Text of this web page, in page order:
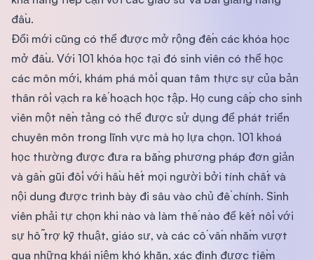
đầu.
Đổi mới cũng có thể được mở rộng đến các khóa học
mở đầu. Với 101 khóa học tại đó sinh viên có thể học
các môn mới, khám phá mối quan tâm thực sự của bản
thân rồi vạch ra kế hoạch học tập. Họ cung cấp cho sinh
viên một nền tảng có thể được sử dụng để phát triển
chuyên môn trong lĩnh vực mà họ lựa chọn. 101 khoá
học thường được đưa ra bằng phương pháp đơn giản
và gần gũi đối với hầu hết mọi người bởi tính chất và
nội dung được trình bày đi sâu vào chủ đề chính. Sinh
viên phải tự chọn khi nào và làm thế nào để kết nối với
sự hỗ trợ kỹ thuật, giáo sư, và các cố vấn nhằm vượt
qua những khái niệm khó khăn, xác định được tiềm